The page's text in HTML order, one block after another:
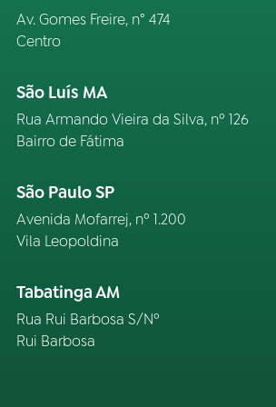
Av. Gomes Freire, n° 474
Centro
São Luís MA
Rua Armando Vieira da Silva, nº 126
Bairro de Fátima
São Paulo SP
Avenida Mofarrej, nº 1.200
Vila Leopoldina
Tabatinga AM
Rua Rui Barbosa S/Nº
Rui Barbosa